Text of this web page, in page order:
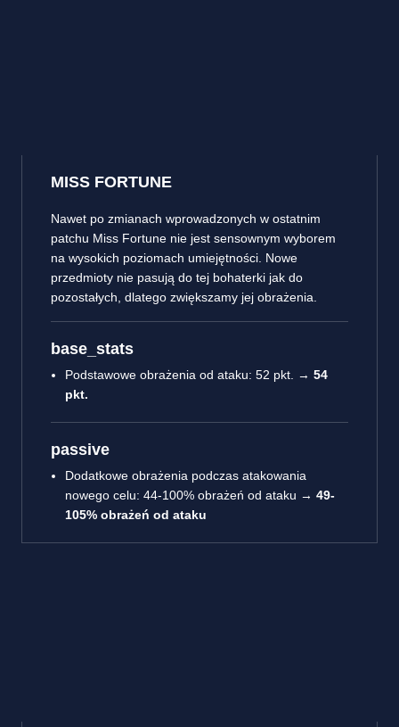
MISS FORTUNE
Nawet po zmianach wprowadzonych w ostatnim
patchu Miss Fortune nie jest sensownym wyborem
na wysokich poziomach umiejętności. Nowe
przedmioty nie pasują do tej bohaterki jak do
pozostałych, dlatego zwiększamy jej obrażenia.
base_stats
Podstawowe obrażenia od ataku: 52 pkt. → 54
pkt.
passive
Dodatkowe obrażenia podczas atakowania
nowego celu: 44-100% obrażeń od ataku → 49-
105% obrażeń od ataku